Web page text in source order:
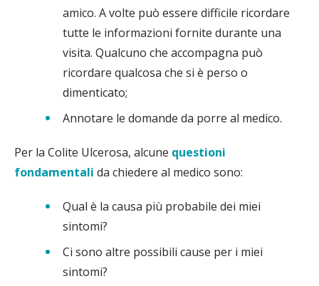
amico. A volte può essere difficile ricordare
tutte le informazioni fornite durante una
visita. Qualcuno che accompagna può
ricordare qualcosa che si è perso o
dimenticato;
Annotare le domande da porre al medico.
Per la Colite Ulcerosa, alcune questioni
fondamentali da chiedere al medico sono:
Qual è la causa più probabile dei miei
sintomi?
Ci sono altre possibili cause per i miei
sintomi?